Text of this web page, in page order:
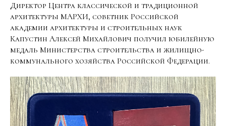
Директор Центра классической и традиционной
архитектуры МАРХИ, советник Российской
академии архитектуры и строительных наук
Капустин Алексей Михайлович получил юбилейную
медаль Министерства строительства и жилищно-
коммунального хозяйства Российской Федерации.